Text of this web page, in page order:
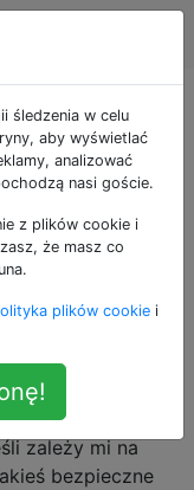
jest
3D, ale martwię
związane z jej
naukowców
szkodliwe dla
uwagę przed
zależy mi na
bezpieczne
śledzenia w celu
aby wyświetlać
analizować
nasi goście.
z plików cookie i
że masz co
plików cookie i